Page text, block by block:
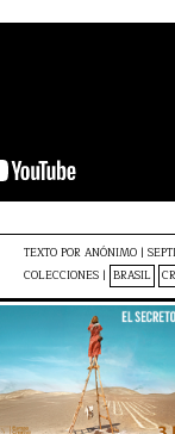
TEXTO POR ANÓNIMO |
COLECCIONES | BRASIL